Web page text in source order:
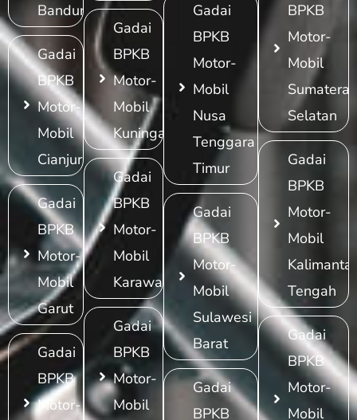
Bandung
Gadai
BPKB
Motor-
Mobil
Cianjur
Gadai
BPKB
Motor-
Mobil
Garut
Gadai
BPKB
Motor-
Gadai
BPKB
Motor-
Mobil
Kuningan
Gadai
BPKB
Motor-
Mobil
Karawang
Gadai
BPKB
Motor-
Mobil
Gadai
BPKB
Motor-
Mobil
Nusa
Tenggara
Timur
Gadai
BPKB
Motor-
Mobil
Sulawesi
Barat
Gadai
BPKB
BPKB
Motor-
Mobil
Sumatera
Selatan
Gadai
BPKB
Motor-
Mobil
Tengah
Gadai
BPKB
Motor-
Mobil